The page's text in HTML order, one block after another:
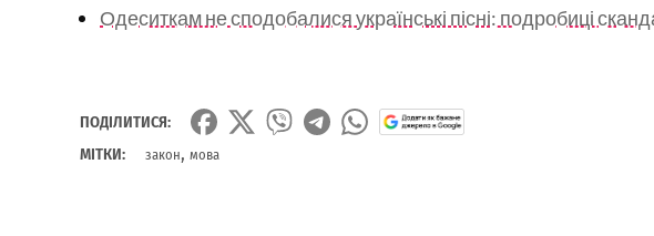
Одеситкам не сподобалися українські пісні: подробиці
ПОДІЛИТИСЯ:
МІТКИ:
закон, мова